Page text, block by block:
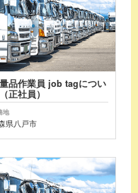
品作業員 job tagについ
正社員）
地
県八戸市